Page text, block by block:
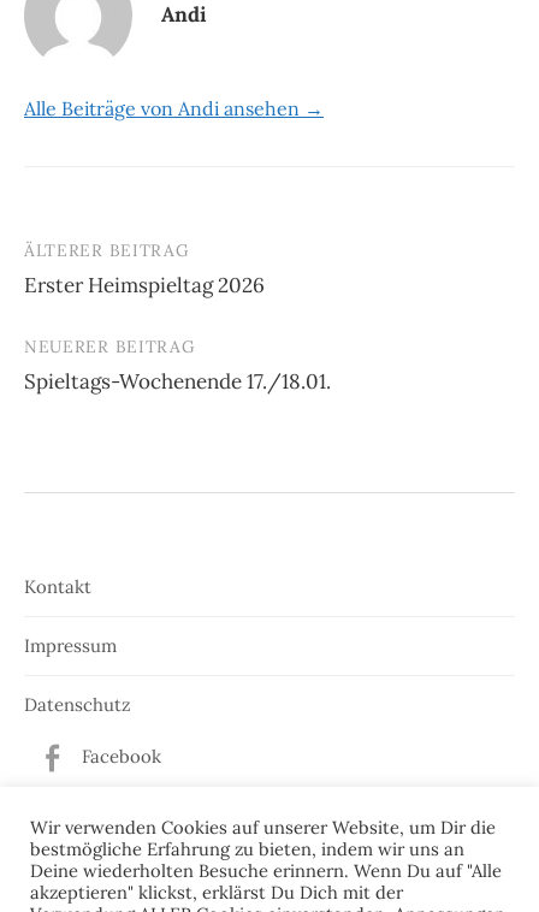
Andi
Alle Beiträge von Andi ansehen →
Beitrags-
Navigation
ÄLTERER BEITRAG
Erster Heimspieltag 2026
NEUERER BEITRAG
Spieltags-Wochenende 17./18.01.
Kontakt
Impressum
Datenschutz
Facebook
Twitter
Wir verwenden Cookies auf unserer Website, um Dir die
bestmögliche Erfahrung zu bieten, indem wir uns an
Deine wiederholten Besuche erinnern. Wenn Du auf "Alle
akzeptieren" klickst, erklärst Du Dich mit der